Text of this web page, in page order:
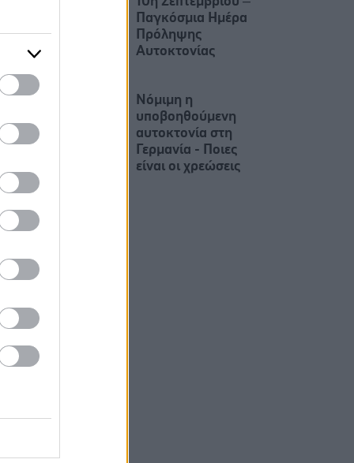
Παγκόσμια Ημέρα
Πρόληψης
Αυτοκτονίας
Νόμιμη η
υποβοηθούμενη
αυτοκτονία στη
Γερμανία - Ποιες
είναι οι χρεώσεις